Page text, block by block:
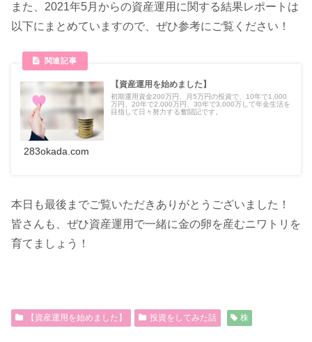
また、2021年5月からの資産運用に関する結果レポートは
以下にまとめていますので、ぜひ参考にご覧ください！
【資産運用を始めました】
初期運用資金200万円、月5万円の投資で、10年で1,000
万円、20年で2,000万円、30年で3,000万して年金生活を
目指して日々努力する奮闘記です。
283okada.com
本日も最後までご覧いただきありがとうございました！
皆さんも、ぜひ資産運用で一緒に金の卵を産むニワトリを
育てましょう！
【資産運用を始めました】 投資をしてみた話 株